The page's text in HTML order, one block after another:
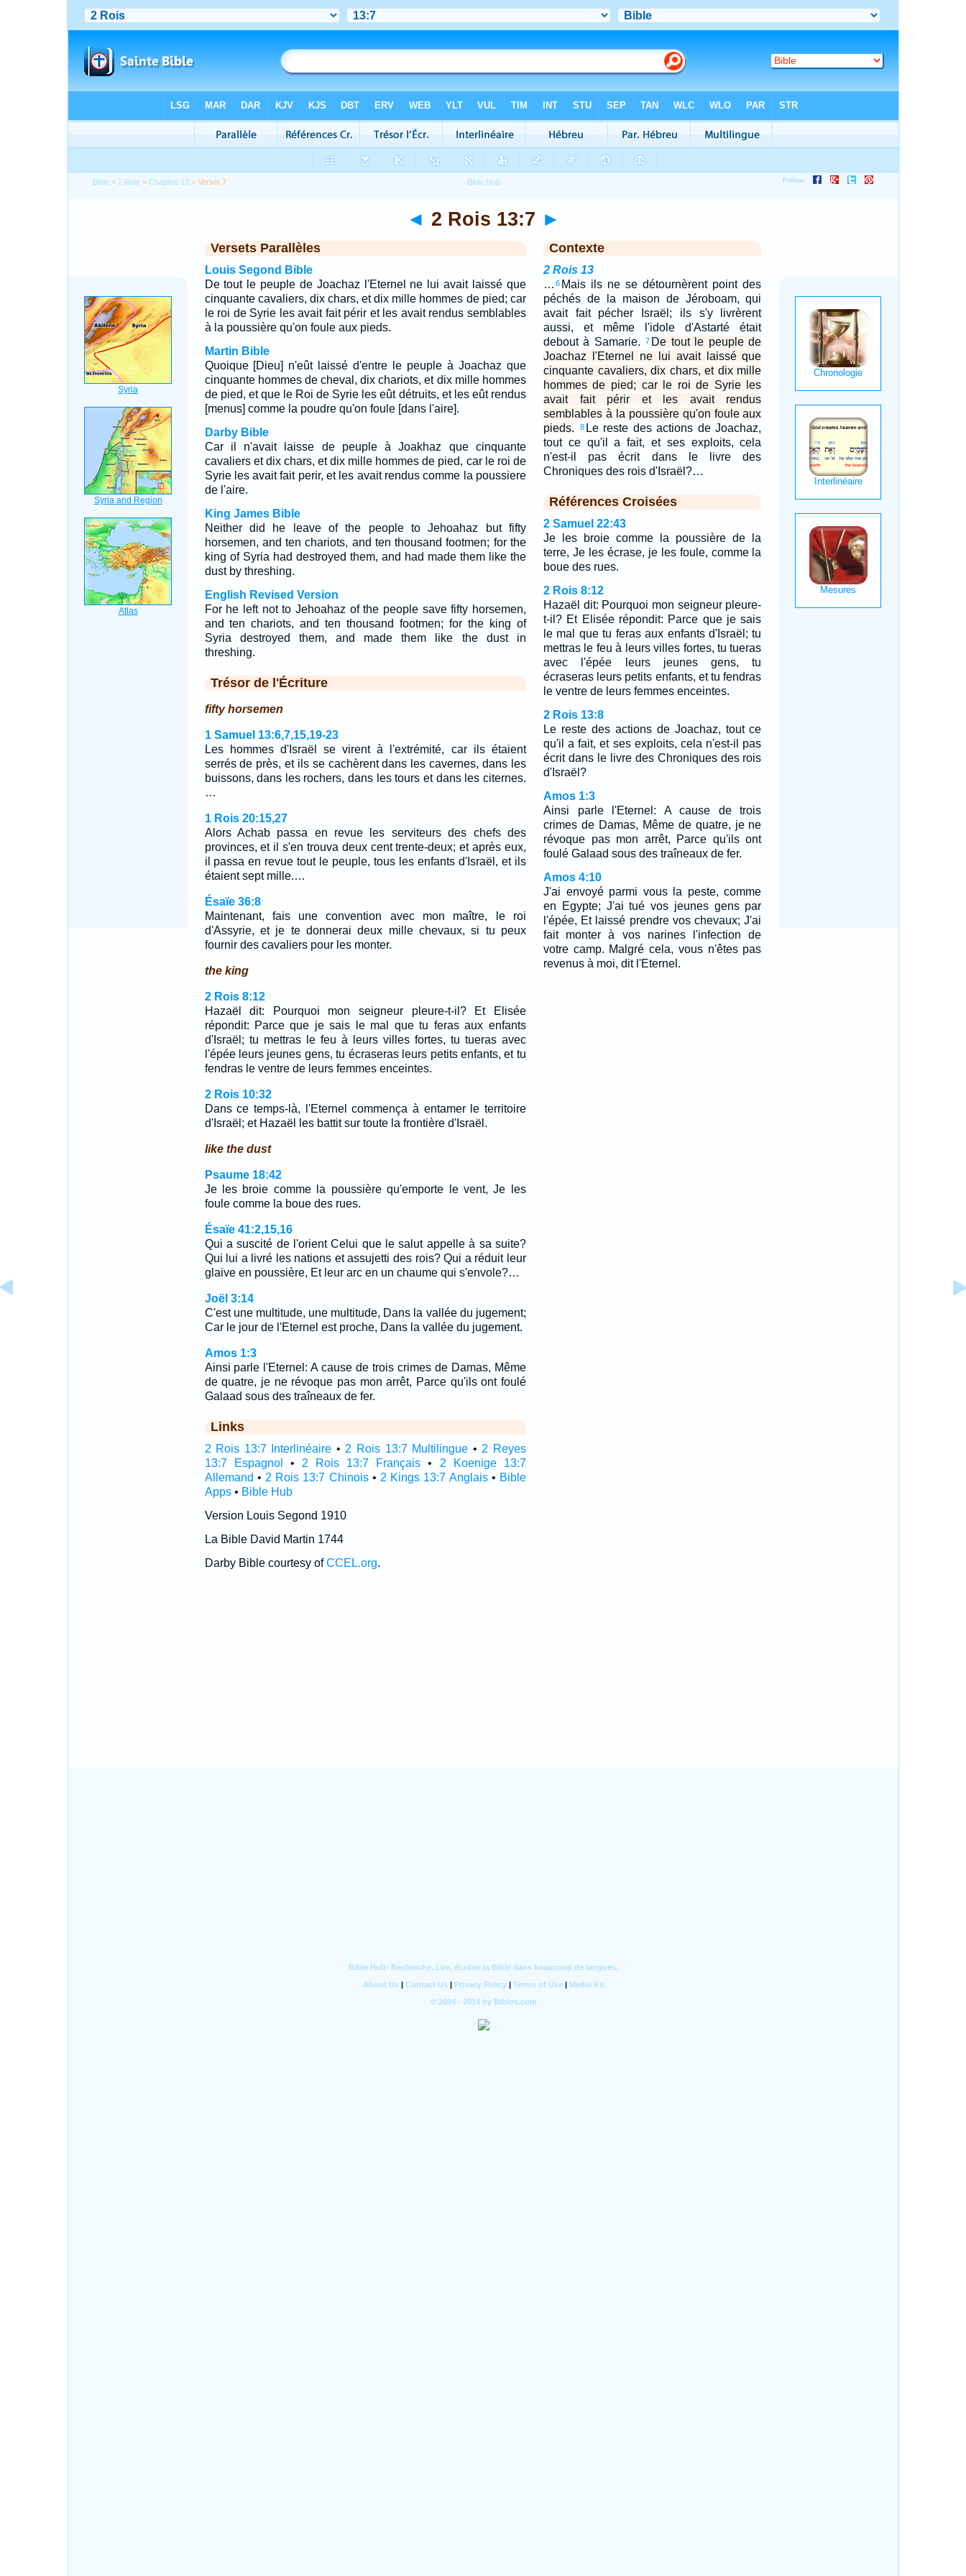
Bible > 2 Rois >Chapitre 13 > Verset 7
◄ 2 Rois 13:7 ►
Versets Parallèles
Louis Segond Bible
De tout le peuple de Joachaz l'Eternel ne lui avait laissé que
cinquante cavaliers, dix chars, et dix mille hommes de pied; car
le roi de Syrie les avait fait périr et les avait rendus semblables
à la poussière qu'on foule aux pieds.
Martin Bible
Quoique [Dieu] n'eût laissé d'entre le peuple à Joachaz que
cinquante hommes de cheval, dix chariots, et dix mille hommes
de pied, et que le Roi de Syrie les eût détruits, et les eût rendus
[menus] comme la poudre qu'on foule [dans l'aire].
Darby Bible
Car il n'avait laisse de peuple à Joakhaz que cinquante
cavaliers et dix chars, et dix mille hommes de pied, car le roi de
Syrie les avait fait perir, et les avait rendus comme la poussiere
de l'aire.
King James Bible
Neither did he leave of the people to Jehoahaz but fifty
horsemen, and ten chariots, and ten thousand footmen; for the
king of Syria had destroyed them, and had made them like the
dust by threshing.
English Revised Version
For he left not to Jehoahaz of the people save fifty horsemen,
and ten chariots, and ten thousand footmen; for the king of
Syria destroyed them, and made them like the dust in
threshing.
Trésor de l'Écriture
fifty horsemen
1 Samuel 13:6,7,15,19-23
Les hommes d'Israël se virent à l'extrémité, car ils étaient
serrés de près, et ils se cachèrent dans les cavernes, dans les
buissons, dans les rochers, dans les tours et dans les citernes.
…
1 Rois 20:15,27
Alors Achab passa en revue les serviteurs des chefs des
provinces, et il s'en trouva deux cent trente-deux; et après eux,
il passa en revue tout le peuple, tous les enfants d'Israël, et ils
étaient sept mille.…
Ésaïe 36:8
Maintenant, fais une convention avec mon maître, le roi
d'Assyrie, et je te donnerai deux mille chevaux, si tu peux
fournir des cavaliers pour les monter.
the king
2 Rois 8:12
Hazaël dit: Pourquoi mon seigneur pleure-t-il? Et Elisée
répondit: Parce que je sais le mal que tu feras aux enfants
d'Israël; tu mettras le feu à leurs villes fortes, tu tueras avec
l'épée leurs jeunes gens, tu écraseras leurs petits enfants, et tu
fendras le ventre de leurs femmes enceintes.
2 Rois 10:32
Dans ce temps-là, l'Eternel commença à entamer le territoire
d'Israël; et Hazaël les battit sur toute la frontière d'Israël.
like the dust
Psaume 18:42
Je les broie comme la poussière qu'emporte le vent, Je les
foule comme la boue des rues.
Ésaïe 41:2,15,16
Qui a suscité de l'orient Celui que le salut appelle à sa suite?
Qui lui a livré les nations et assujetti des rois? Qui a réduit leur
glaive en poussière, Et leur arc en un chaume qui s'envole?…
Joël 3:14
C'est une multitude, une multitude, Dans la vallée du jugement;
Car le jour de l'Eternel est proche, Dans la vallée du jugement.
Amos 1:3
Ainsi parle l'Eternel: A cause de trois crimes de Damas, Même
de quatre, je ne révoque pas mon arrêt, Parce qu'ils ont foulé
Galaad sous des traîneaux de fer.
Links
2 Rois 13:7 Interlinéaire • 2 Rois 13:7 Multilingue • 2 Reyes
13:7 Espagnol
• 2 Rois 13:7 Français • 2 Koenige 13:7
Allemand • 2 Rois 13:7 Chinois• 2 Kings 13:7 Anglais• Bible
Apps• Bible Hub
Version Louis Segond 1910
La Bible David Martin 1744
Darby Bible courtesy ofCCEL.org.
Contexte
2 Rois 13
… 6 Mais ils ne se détournèrent point des
péchés de la maison de Jéroboam, qui
avait fait pécher Israël; ils s'y livrèrent
aussi, et même l'idole d'Astarté était
debout à Samarie.
7 De tout le peuple de
Joachaz l'Eternel ne lui avait laissé que
cinquante cavaliers, dix chars, et dix mille
hommes de pied; car le roi de Syrie les
avait fait périr et les avait rendus
semblables à la poussière qu'on foule aux
pieds.
8 Le reste des actions de Joachaz,
tout ce qu'il a fait, et ses exploits, cela
n'est-il pas écrit dans le livre des
Chroniques des rois d'Israël?…
Références Croisées
2 Samuel 22:43
Je les broie comme la poussière de la
terre, Je les écrase, je les foule, comme la
boue des rues.
2 Rois 8:12
Hazaël dit: Pourquoi mon seigneur pleure-
t-il? Et Elisée répondit: Parce que je sais
le mal que tu feras aux enfants d'Israël; tu
mettras le feu à leurs villes fortes, tu tueras
avec l'épée leurs jeunes gens, tu
écraseras leurs petits enfants, et tu fendras
le ventre de leurs femmes enceintes.
2 Rois 13:8
Le reste des actions de Joachaz, tout ce
qu'il a fait, et ses exploits, cela n'est-il pas
écrit dans le livre des Chroniques des rois
d'Israël?
Amos 1:3
Ainsi parle l'Eternel: A cause de trois
crimes de Damas, Même de quatre, je ne
révoque pas mon arrêt, Parce qu'ils ont
foulé Galaad sous des traîneaux de fer.
Amos 4:10
J'ai envoyé parmi vous la peste, comme
en Egypte; J'ai tué vos jeunes gens par
l'épée, Et laissé prendre vos chevaux; J'ai
fait monter à vos narines l'infection de
votre camp. Malgré cela, vous n'êtes pas
revenus à moi, dit l'Eternel.